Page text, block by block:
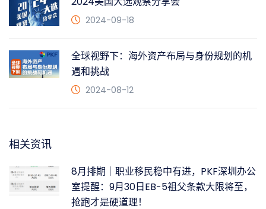
2024-09-18
全球视野下：海外资产布局与身份规划的机
遇和挑战
2024-08-12
相关资讯
8月排期｜职业移民稳中有进，PKF深圳办公
室提醒：9月30日EB-5祖父条款大限将至，
抢跑才是硬道理！